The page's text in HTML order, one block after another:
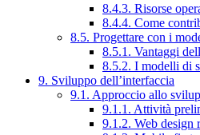
8.4.3. Risorse
8.4.4. Come
8.5. Progettare con i
8.5.1. Vantaggi
8.5.2. I modelli di
9. Sviluppo dell’interfaccia
9.1. Approccio allo
9.1.1. Attività
9.1.2. Web design